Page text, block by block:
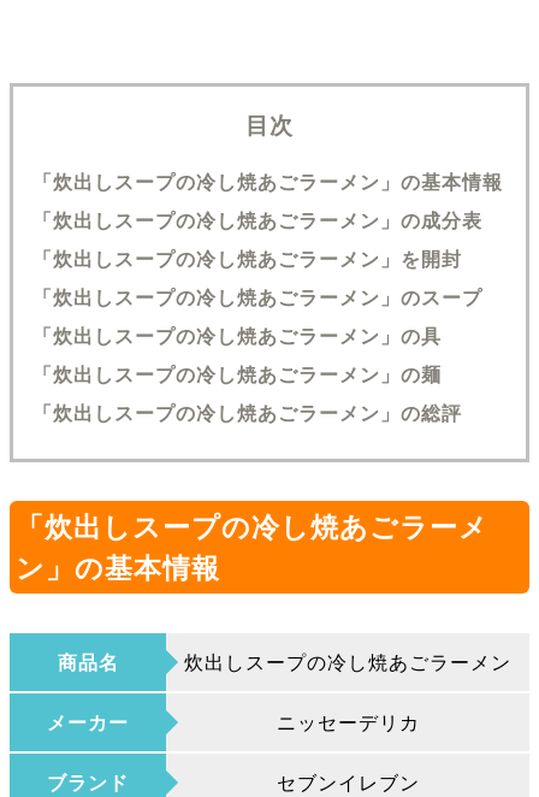
目次
「炊出しスープの冷し焼あごラーメン」の基本情報
「炊出しスープの冷し焼あごラーメン」の成分表
「炊出しスープの冷し焼あごラーメン」を開封
「炊出しスープの冷し焼あごラーメン」のスープ
「炊出しスープの冷し焼あごラーメン」の具
「炊出しスープの冷し焼あごラーメン」の麺
「炊出しスープの冷し焼あごラーメン」の総評
「炊出しスープの冷し焼あごラーメ
ン」の基本情報
商品名 炊出しスープの冷し焼あごラーメン
メーカー ニッセーデリカ
ブランド セブンイレブン